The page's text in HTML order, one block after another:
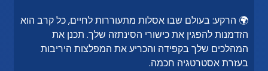
🌍 הרקע: בעולם שבו אסלות מתעוררות לחיים, כל קרב הוא
הזדמנות להפגין את כישורי הסינתזה שלך. תכנן את
המהלכים שלך בקפידה והכריע את המפלצות היריבות
בעזרת אסטרטגיה חכמה.